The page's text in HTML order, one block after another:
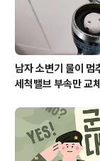
두더라도 키가 높은 것보
남자 소변기 물이 멈
세척밸브 부속만 교